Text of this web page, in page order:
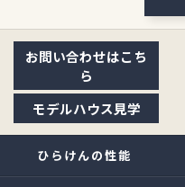
お問い合わせはこち
ら
モデルハウス見学
ひらけんの性能